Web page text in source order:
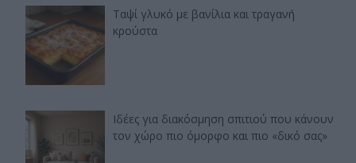
Ταψί γλυκό με βανίλια και τραγανή
κρούστα
Ιδέες για διακόσμηση σπιτιού που κάνουν
τον χώρο πιο όμορφο και πιο «δικό σας»